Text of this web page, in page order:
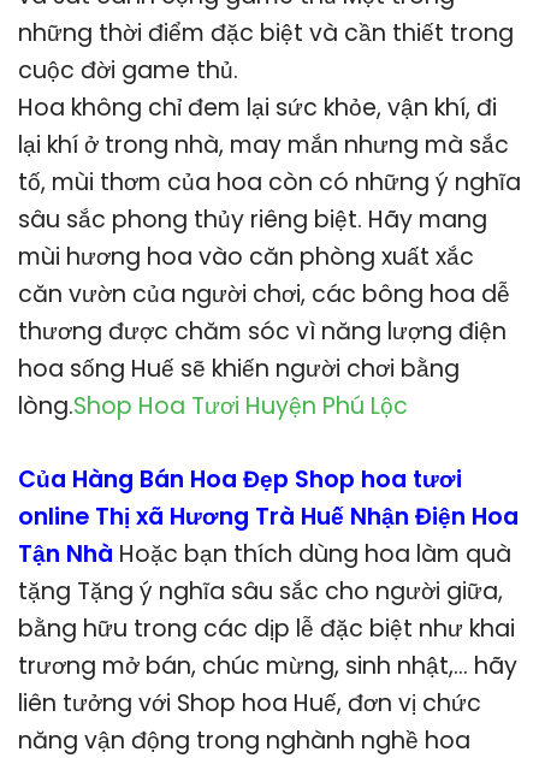
những thời điểm đặc biệt và cần thiết trong
cuộc đời game thủ.
Hoa không chỉ đem lại sức khỏe, vận khí, đi
lại khí ở trong nhà, may mắn nhưng mà sắc
tố, mùi thơm của hoa còn có những ý nghĩa
sâu sắc phong thủy riêng biệt. Hãy mang
mùi hương hoa vào căn phòng xuất xắc
căn vườn của người chơi, các bông hoa dễ
thương được chăm sóc vì năng lượng điện
hoa sống Huế sẽ khiến người chơi bằng
lòng.Shop Hoa Tươi Huyện Phú Lộc
Của Hàng Bán Hoa Đẹp Shop hoa tươi
online Thị xã Hương Trà Huế Nhận Điện Hoa
Tận Nhà Hoặc bạn thích dùng hoa làm quà
tặng Tặng ý nghĩa sâu sắc cho người giữa,
bằng hữu trong các dịp lễ đặc biệt như khai
trương mở bán, chúc mừng, sinh nhật,… hãy
liên tưởng với Shop hoa Huế, đơn vị chức
năng vận động trong nghành nghề hoa